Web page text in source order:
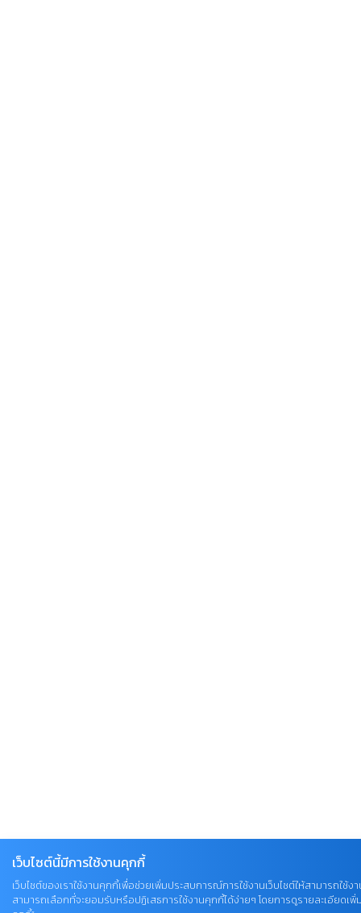
เว็บไซต์นี้มีการใช้งานคุกกี้
เว็บไซต์ของเราใช้งานคุกกี้เพื่อช่วยเพิ่มประสบการณ์การใช้งานเว็บไซต์ให้สามารถใช้
สามารถเลือกที่จะยอมรับหรือปฏิเสธการใช้งานคุกกี้ได้ง่ายๆ โดยการดูรายละเอียดเพิ่